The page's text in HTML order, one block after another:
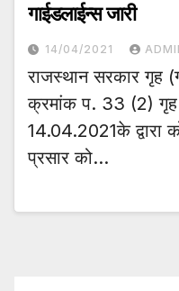
गाईडलाईन्स जारी
14/04/2021
राजस्थान सरकार गृह
क्रमांक प. 33 (2)
14.04.2021के द्वारा
प्रसार को…